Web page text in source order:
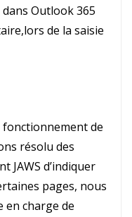
Outlook 365
de la saisie
de
résolu des
JAWS d’indiquer
pages, nous
en charge de